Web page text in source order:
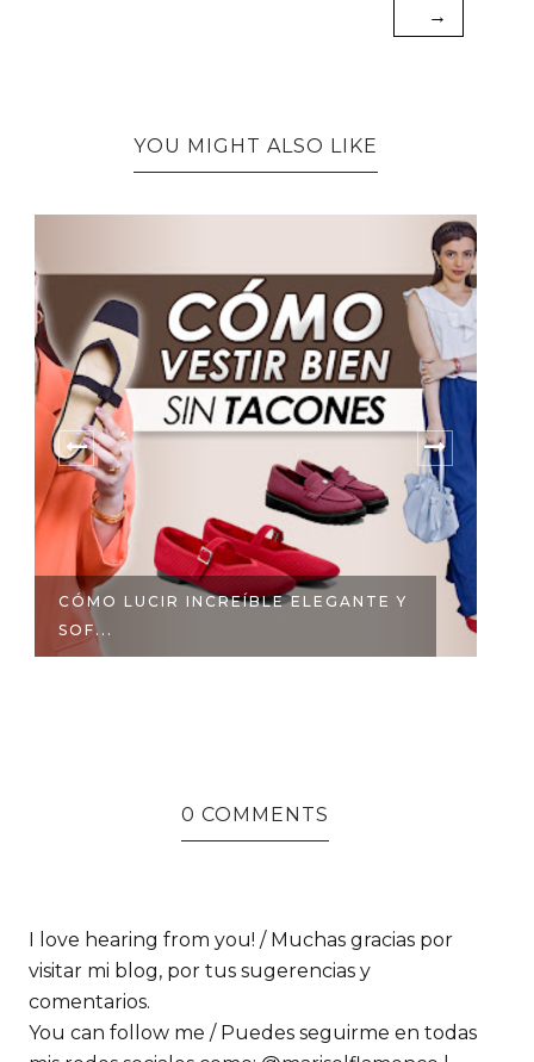
→
YOU MIGHT ALSO LIKE
CÓMO LUCIR INCREÍBLE ELEGANTE Y
SOF...
0 COMMENTS
I love hearing from you! / Muchas gracias por
visitar mi blog, por tus sugerencias y
comentarios.
You can follow me / Puedes seguirme en todas